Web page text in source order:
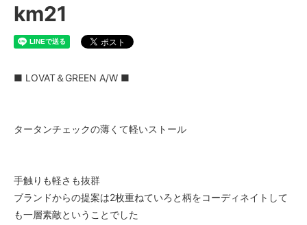
km21
■ LOVAT＆GREEN A/W ■
タータンチェックの薄くて軽いストール
手触りも軽さも抜群
ブランドからの提案は2枚重ねていろと柄をコーディネイトして
も一層素敵ということでした